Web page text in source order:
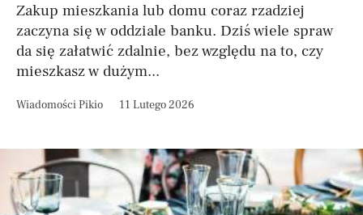
Zakup mieszkania lub domu coraz rzadziej
zaczyna się w oddziale banku. Dziś wiele spraw
da się załatwić zdalnie, bez względu na to, czy
mieszkasz w dużym...
Wiadomości Pikio 11 Lutego 2026